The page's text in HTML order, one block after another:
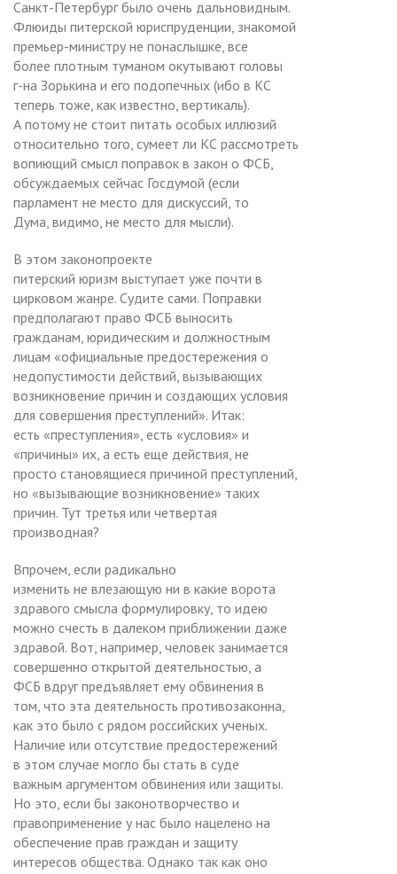
Санкт-Петербург было очень дальновидным.
Флюиды питерской юриспруденции, знакомой
премьер-министру не понаслышке, все
более плотным туманом окутывают головы
г-на Зорькина и его подопечных (ибо в КС
теперь тоже, как известно, вертикаль).
А потому не стоит питать особых иллюзий
относительно того, сумеет ли КС рассмотреть
вопиющий смысл поправок в закон о ФСБ,
обсуждаемых сейчас Госдумой (если
парламент не место для дискуссий, то
Дума, видимо, не место для мысли).
В этом законопроекте
питерский юризм выступает уже почти в
цирковом жанре. Судите сами. Поправки
предполагают право ФСБ выносить
гражданам, юридическим и должностным
лицам «официальные предостережения о
недопустимости действий, вызывающих
возникновение причин и создающих условия
для совершения преступлений». Итак:
есть «преступления», есть «условия» и
«причины» их, а есть еще действия, не
просто становящиеся причиной преступлений,
но «вызывающие возникновение» таких
причин. Тут третья или четвертая
производная?
Впрочем, если радикально
изменить не влезающую ни в какие ворота
здравого смысла формулировку, то идею
можно счесть в далеком приближении даже
здравой. Вот, например, человек занимается
совершенно открытой деятельностью, а
ФСБ вдруг предъявляет ему обвинения в
том, что эта деятельность противозаконна,
как это было с рядом российских ученых.
Наличие или отсутствие предостережений
в этом случае могло бы стать в суде
важным аргументом обвинения или защиты.
Но это, если бы законотворчество и
правоприменение у нас было нацелено на
обеспечение прав граждан и защиту
интересов общества. Однако так как оно